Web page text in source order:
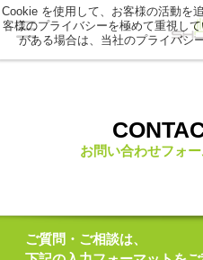
お問い合わせフォー
ご質問・ご相談は、
Cookie を使用して、お客様の活動を
客様のプライバシーを極めて重視し
がある場合は、当社のプライバシ